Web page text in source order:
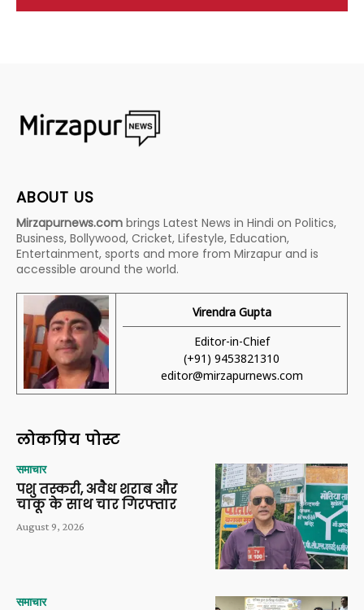
ABOUT US
Mirzapurnews.com brings Latest News in Hindi on Politics,
Business, Bollywood, Cricket, Lifestyle, Education,
Entertainment, sports and more from Mirzapur and is
accessible around the world.
Virendra Gupta
Editor-in-Chief
(+91) 9453821310
editor@mirzapurnews.com
लोकप्रिय पोस्ट
समाचार
पशु तस्करी, अवैध शराब और
चाकू के साथ चार गिरफ्तार
August 9, 2026
समाचार